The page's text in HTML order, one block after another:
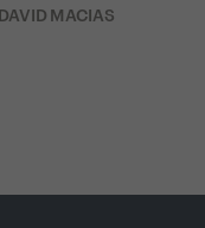
DAVID MACIAS